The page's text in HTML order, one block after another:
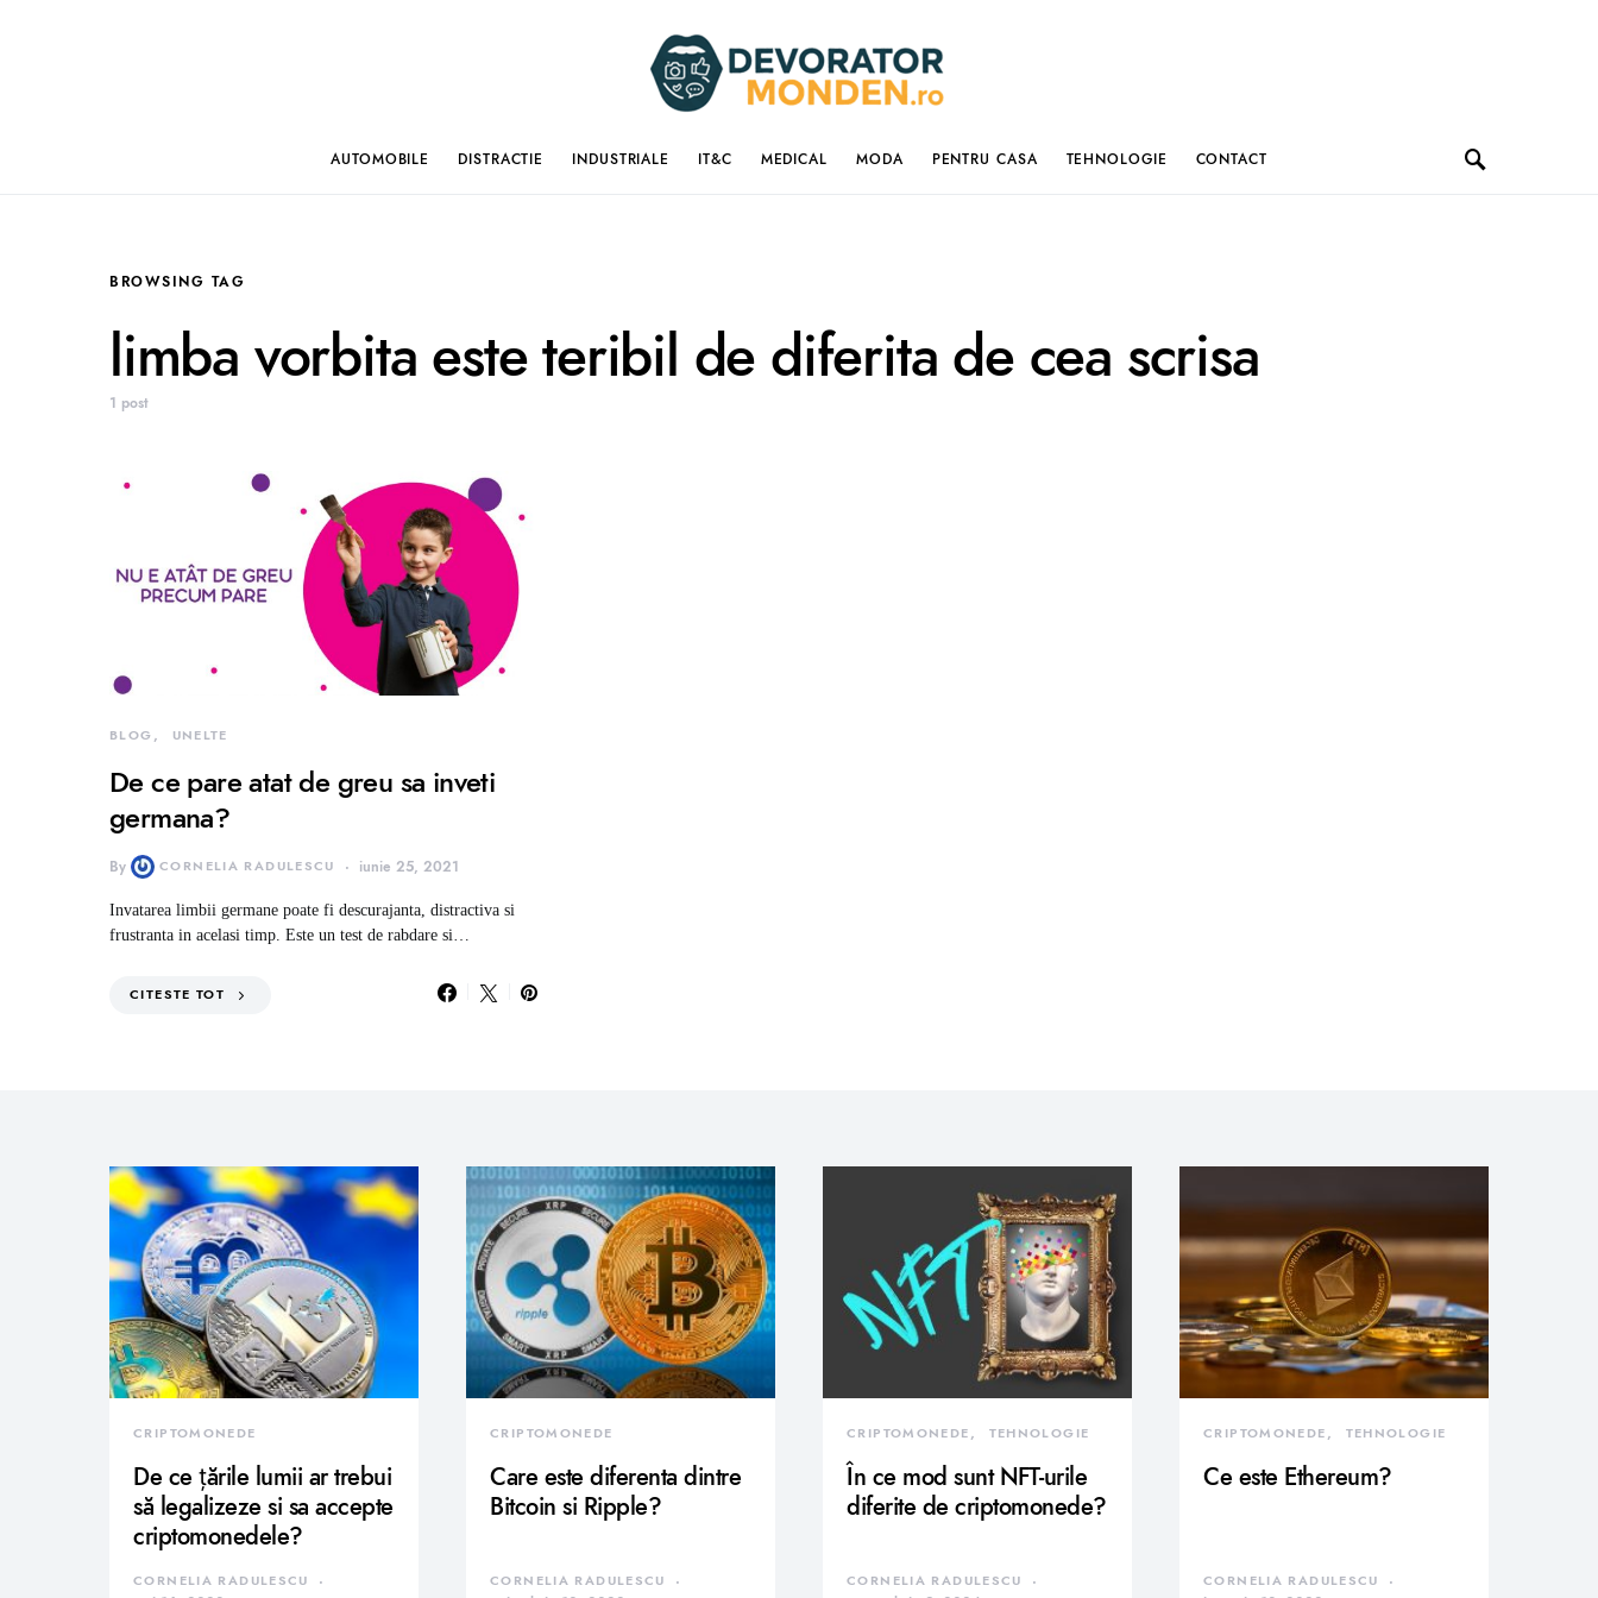
AUTOMOBILE DISTRACTIE INDUSTRIALE IT&C MEDICAL MODA PENTRU CASA TEHNOLOGIE CONTACT
BROWSING TAG
limba vorbita este teribil de diferita de cea scrisa
1 post
BLOG UNELTE
De ce pare atat de greu sa inveti
germana?
By CORNELIA RADULESCU iunie 25, 2021
Invatarea limbii germane poate fi descurajanta, distractiva si
frustranta in acelasi timp. Este un test de rabdare si…
CITESTE TOT
CRIPTOMONEDE
De ce țările lumii ar trebui
să legalizeze si sa accepte
criptomonedele?
CORNELIA RADULESCU
CRIPTOMONEDE
Care este diferenta dintre
Bitcoin si Ripple?
CORNELIA RADULESCU
CRIPTOMONEDE TEHNOLOGIE
În ce mod sunt NFT-urile
diferite de criptomonede?
CORNELIA RADULESCU
CRIPTOMONEDE TEHNOLOGIE
Ce este Ethereum?
CORNELIA RADULESCU